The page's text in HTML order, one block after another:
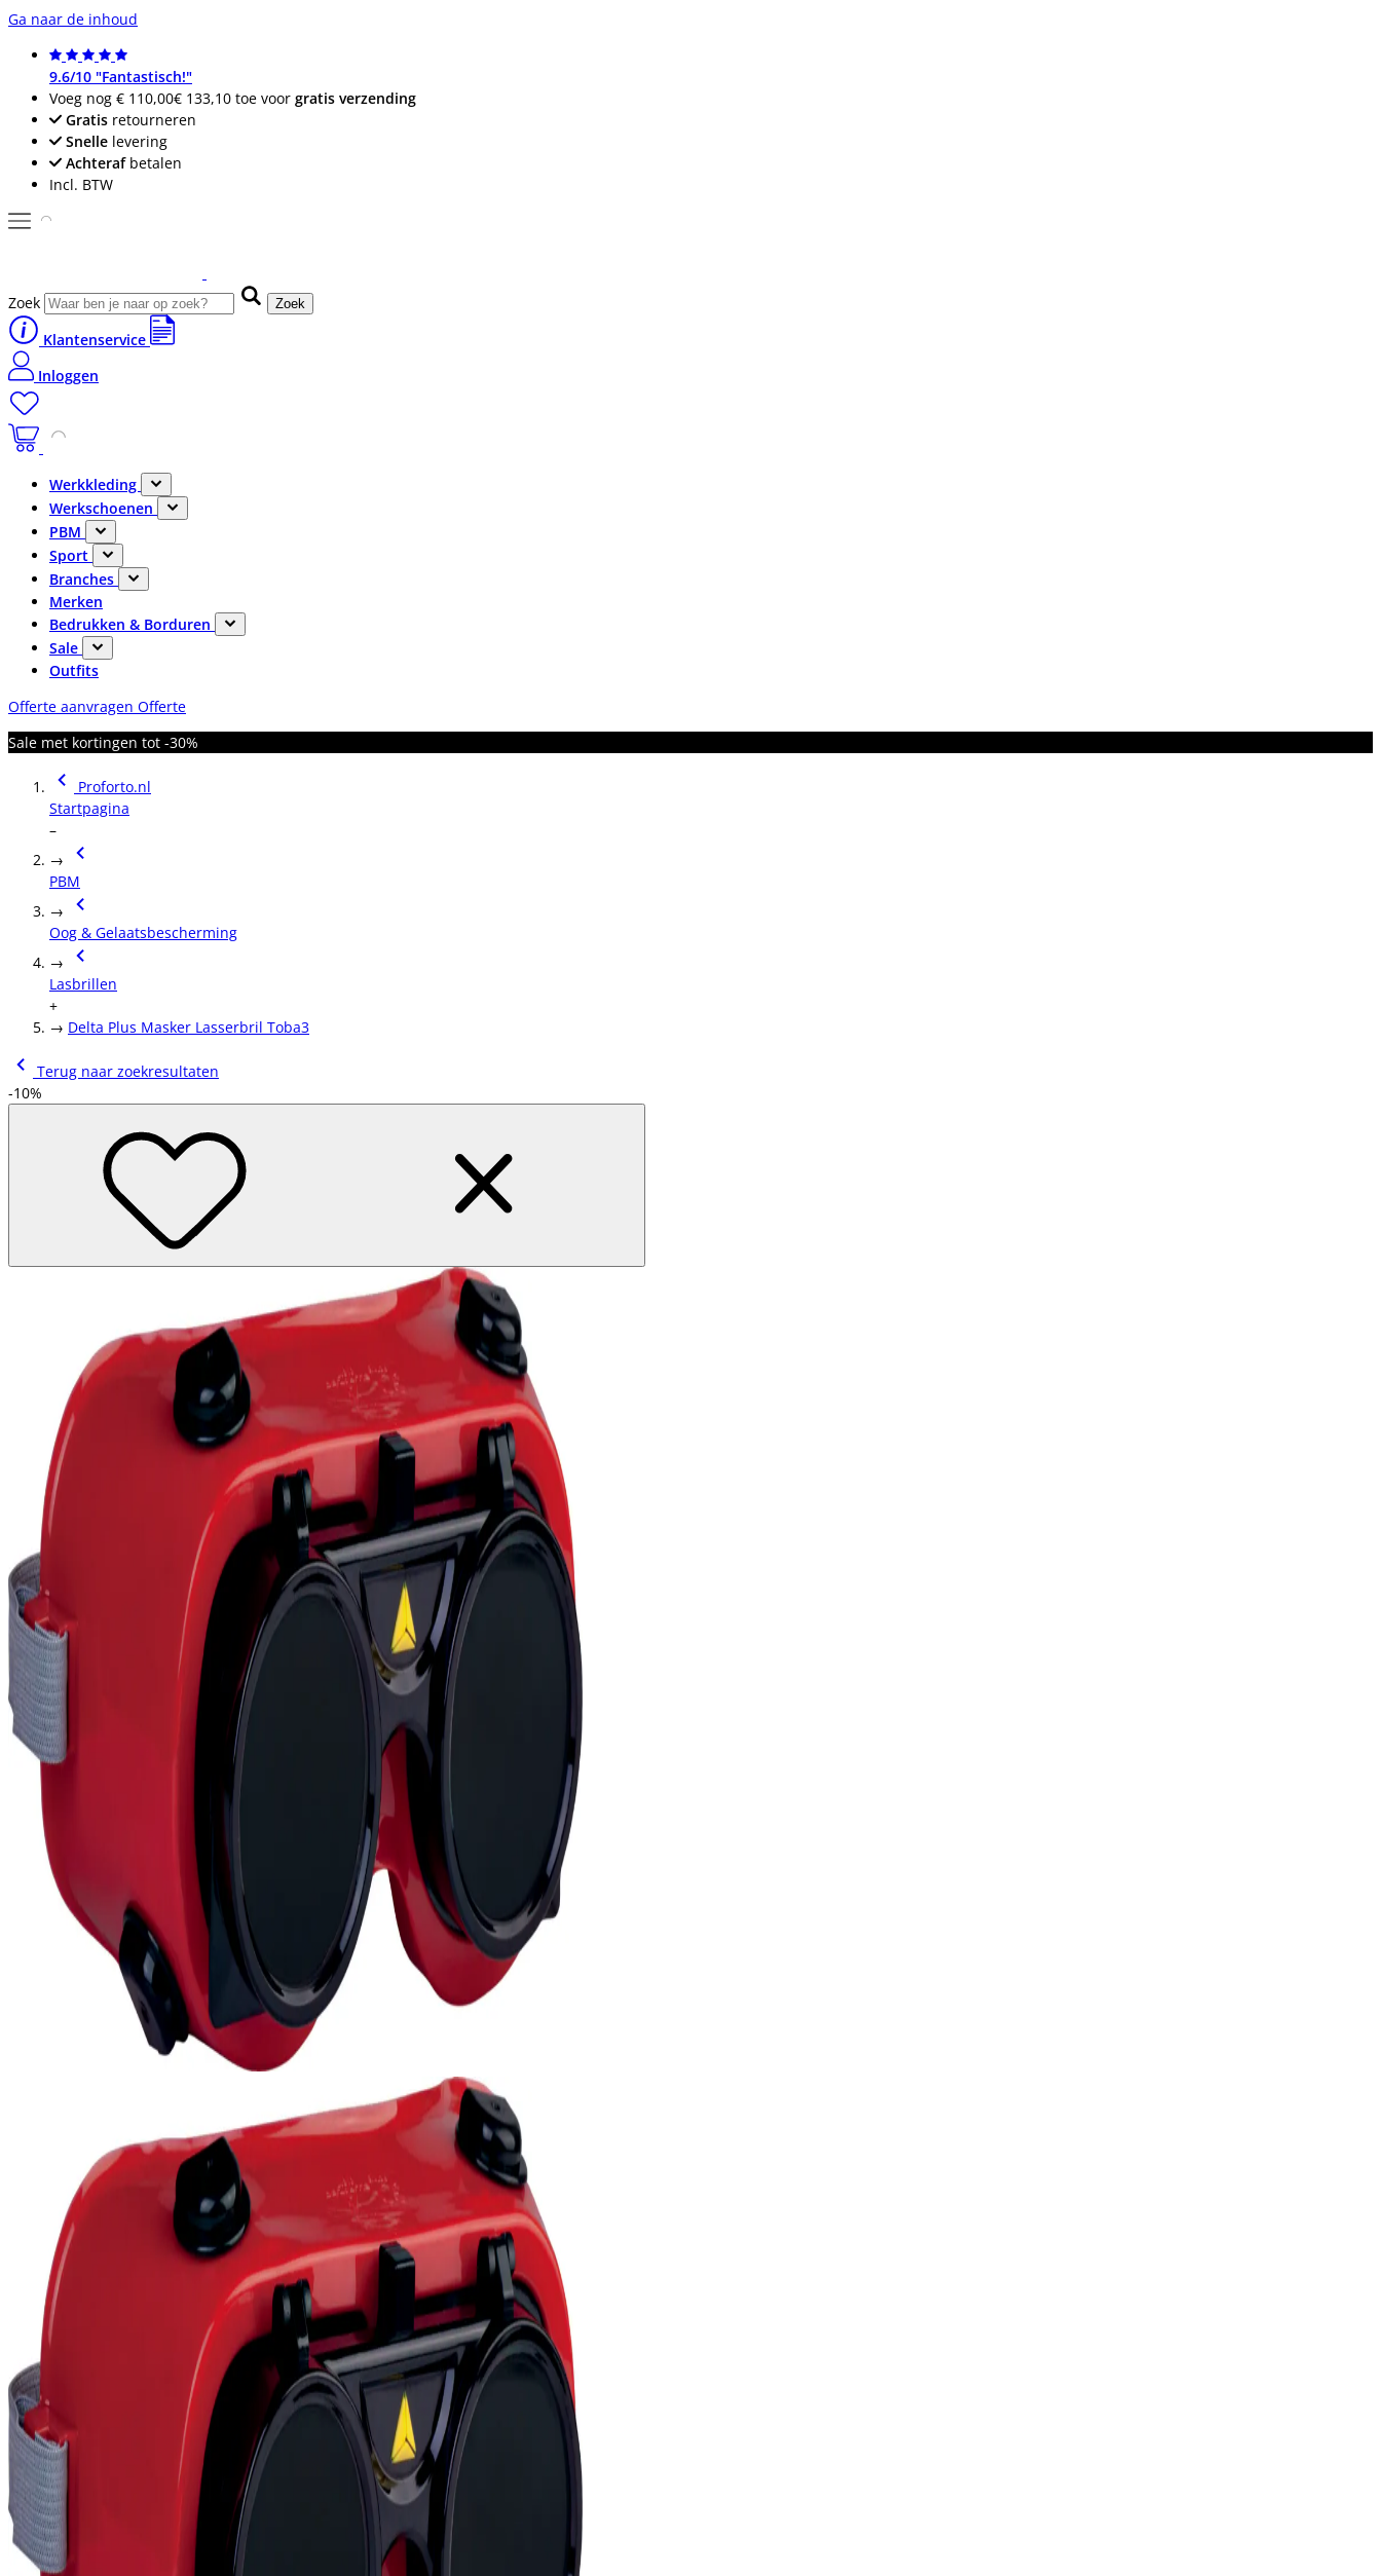
Ga naar de inhoud
9.6/10 "Fantastisch!"
Voeg nog € 110,00€ 133,10 toe voor gratis verzending
Gratis retourneren
Snelle levering
Achterafbetalen
Incl. BTW
Zoek Zoek
Klantenservice
Inloggen
Werkkleding
Werkschoenen
PBM
Sport
Branches
Merken
Bedrukken & Borduren
Sale
Outfits
Offerte aanvragen Offerte
Sale met kortingen tot -30%
Proforto.nl
Startpagina
–
→
PBM
→
Oog & Gelaatsbescherming
→
Lasbrillen
+
→ Delta Plus Masker Lasserbril Toba3
Terug naar zoekresultaten
-10%